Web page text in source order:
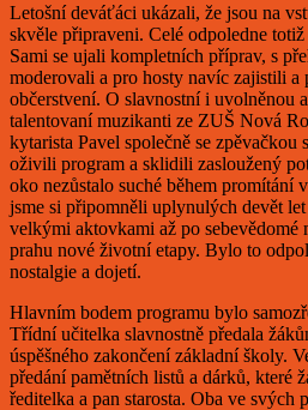
Letošní deváťáci ukázali, že jsou na
skvěle připraveni. Celé odpoledne
Sami se ujali kompletních příprav, s
moderovali a pro hosty navíc zajistili
občerstvení. O slavnostní i uvolněnou
talentovaní muzikanti ze ZUŠ Nová
kytarista Pavel společně se
oživili program a sklidili zasloužený
oko nezůstalo suché během promítání
jsme si připomněli uplynulých devět
velkými aktovkami až po sebevědomé
prahu nové životní etapy. Bylo to
nostalgie a dojetí.
Hlavním bodem programu bylo
Třídní učitelka slavnostně předala
úspěšného zakončení základní školy.
předání pamětních listů a dárků, které
ředitelka a pan starosta. Oba ve svých